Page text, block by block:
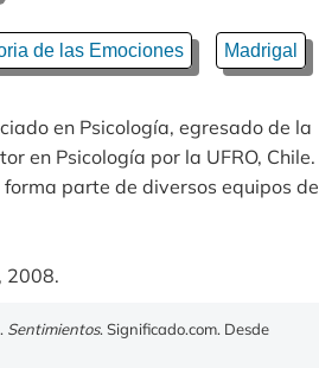
de las Emociones Madrigal
en Psicología, egresado de la
en Psicología por la UFRO, Chile.
parte de diversos equipos de
2008.
Sentimientos. Significado.com. Desde